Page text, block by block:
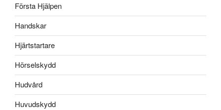
Första Hjälpen
Handskar
Hjärtstartare
Hörselskydd
Hudvård
Huvudskydd